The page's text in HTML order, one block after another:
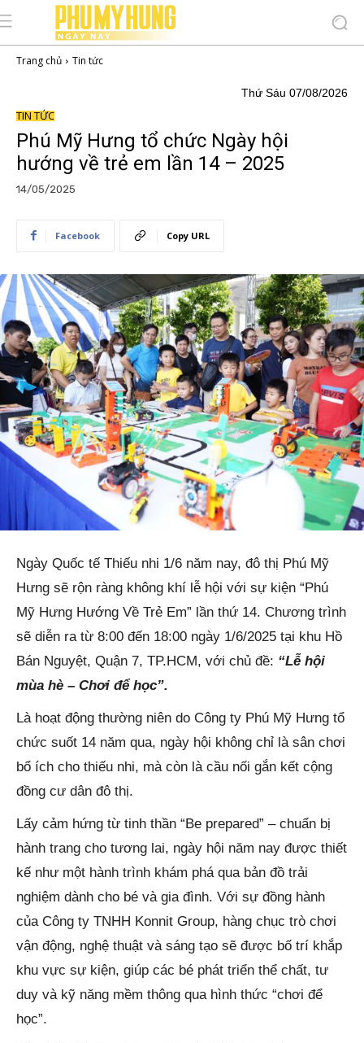
Trang chủ Tin tức
Thứ Sáu 07/08/2026
TIN TỨC
Phú Mỹ Hưng tổ chức Ngày hội
hướng về trẻ em lần 14 – 2025
14/05/2025
Facebook Copy URL
Ngày Quốc tế Thiếu nhi 1/6 năm nay, đô thị Phú Mỹ
Hưng sẽ rộn ràng không khí lễ hội với sự kiện “Phú
Mỹ Hưng Hướng Về Trẻ Em” lần thứ 14. Chương trình
sẽ diễn ra từ 8:00 đến 18:00 ngày 1/6/2025 tại khu Hồ
Bán Nguyệt, Quận 7, TP.HCM, với chủ đề: “Lễ hội
mùa hè – Chơi để học”.
Là hoạt động thường niên do Công ty Phú Mỹ Hưng tổ
chức suốt 14 năm qua, ngày hội không chỉ là sân chơi
bổ ích cho thiếu nhi, mà còn là cầu nối gắn kết cộng
đồng cư dân đô thị.
Lấy cảm hứng từ tinh thần “Be prepared” – chuẩn bị
hành trang cho tương lai, ngày hội năm nay được thiết
kế như một hành trình khám phá qua bản đồ trải
nghiệm dành cho bé và gia đình. Với sự đồng hành
của Công ty TNHH Konnit Group, hàng chục trò chơi
vận động, nghệ thuật và sáng tạo sẽ được bố trí khắp
khu vực sự kiện, giúp các bé phát triển thể chất, tư
duy và kỹ năng mềm thông qua hình thức “chơi để
học”.